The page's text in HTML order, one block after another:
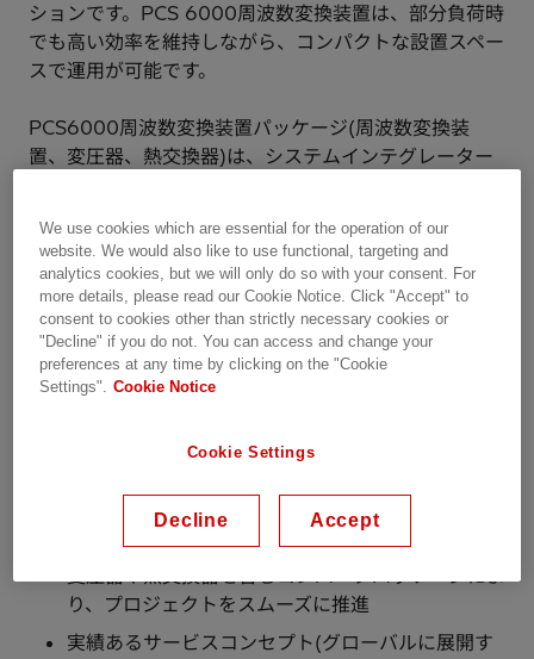
ションです。PCS 6000周波数変換装置は、部分負荷時
でも高い効率を維持しながら、コンパクトな設置スペー
スで運用が可能です。
PCS6000周波数変換装置パッケージ(周波数変換装
置、変圧器、熱交換器)は、システムインテグレーター
す。
PCS6000シリーズは、部分負荷時においても高い効率
を維持し、保守コストを低く抑えることで、総所有コス
ト(TCO)の低減に貢献します。
高い電力密度設計と水冷方式により、コンパクトな
スケーラブルなソリューション - 対応電圧範囲：
変圧器や熱交換器を含むコンバータパッケージによ
り、プロジェクトをスムーズに推進
実績あるサービスコンセプト(グローバルに展開す
We use cookies which are essential for the operation of our
website. We would also like to use functional, targeting and
analytics cookies, but we will only do so with your consent. For
more details, please read our Cookie Notice. Click "Accept" to
consent to cookies other than strictly necessary cookies or
"Decline" if you do not. You can access and change your
preferences at any time by clicking on the "Cookie
Settings". Cookie Notice
Cookie Settings
Decline Accept